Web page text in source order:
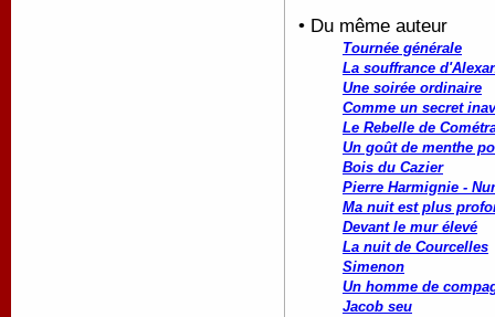
• Du même auteur
Tournée générale
La souffrance
Une soirée ordinaire
Comme un secret
Le Rebelle de
Un goût de menthe
Bois du Cazier
Pierre Harmignie -
Ma nuit est plus
Devant le mur élevé
La nuit de Courcelles
Simenon
Un homme de
Jacob seu